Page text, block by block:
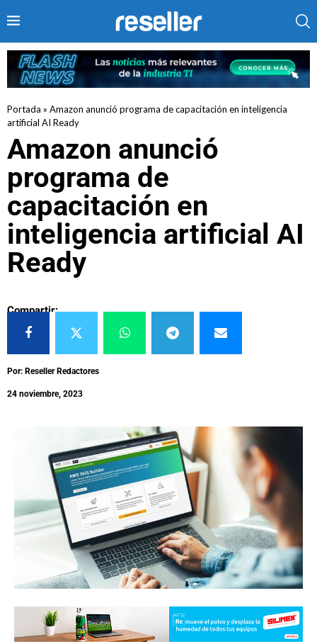
Portada » Amazon anunció programa de capacitación en inteligencia
artificial AI Ready
Amazon anunció
programa de
capacitación en
inteligencia artificial AI
Ready
Compartir:
Por: Reseller Redactores
24 noviembre, 2023